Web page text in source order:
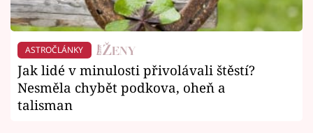
ASTROČLÁNKY
Jak lidé v minulosti přivolávali štěstí?
Nesměla chybět podkova, oheň a
talisman